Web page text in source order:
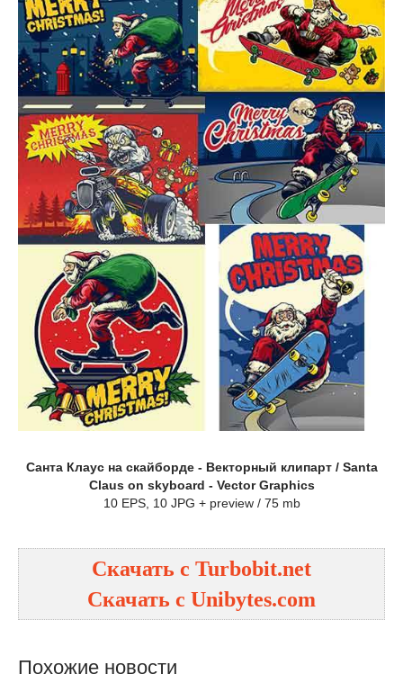
Санта Клаус на скайборде - Векторный клипарт / Santa
Claus on skyboard - Vector Graphics
10 EPS, 10 JPG + preview / 75 mb
Скачать с Turbobit.net
Скачать с Unibytes.com
Похожие новости